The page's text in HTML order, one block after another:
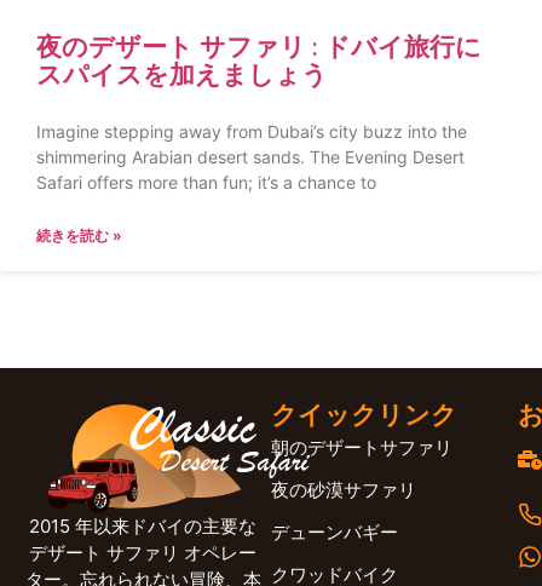
夜のデザート サファリ : ドバイ旅行に
スパイスを加えましょう
Imagine stepping away from Dubai’s city buzz into the
shimmering Arabian desert sands. The Evening Desert
Safari offers more than fun; it’s a chance to
続きを読む »
2015 年以来ドバイの主要な
デザート サファリ オペレー
ター。忘れられない冒険、本
クイックリンク
朝のデザートサファリ
夜の砂漠サファリ
デューンバギー
クワッドバイク